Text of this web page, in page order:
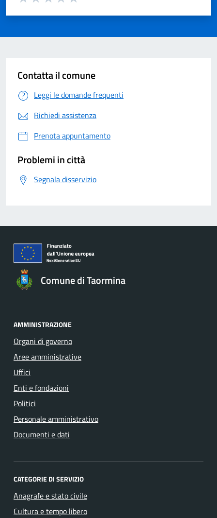
Contatta il comune
Leggi le domande frequenti
Richiedi assistenza
Prenota appuntamento
Problemi in città
Segnala disservizio
Comune di Taormina
AMMINISTRAZIONE
Organi di governo
Aree amministrative
Uffici
Enti e fondazioni
Politici
Personale amministrativo
Documenti e dati
CATEGORIE DI SERVIZIO
Anagrafe e stato civile
Cultura e tempo libero